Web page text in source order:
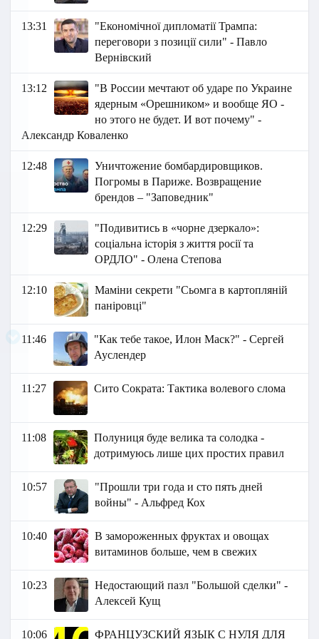
13:31
"Економічної дипломатії Трампа:
переговори з позиції сили" - Павло
Вернівский
13:12
"В России мечтают об ударе по Украине
ядерным «Орешником» и вообще ЯО -
но этого не будет. И вот почему" -
Александр Коваленко
12:48
Уничтожение бомбардировщиков.
Погромы в Париже. Возвращение
брендов – "Заповедник"
12:29
"Подивитись в «чорне дзеркало»:
соціальна історія з життя росії та
ОРДЛО" - Олена Степова
12:10
Маміни секрети "Сьомга в картопляній
паніровці"
11:46
"Как тебе такое, Илон Маск?" - Сергей
Ауслендер
11:27 Сито Сократа: Тактика волевого слома
11:08
Полуниця буде велика та солодка -
дотримуюсь лише цих простих правил
10:57
"Прошли три года и сто пять дней
войны" - Альфред Кох
10:40
В замороженных фруктах и овощах
витаминов больше, чем в свежих
10:23
Недостающий пазл "Большой сделки" -
Алексей Кущ
10:06 ФРАНЦУЗСКИЙ ЯЗЫК C НУЛЯ ДЛЯ